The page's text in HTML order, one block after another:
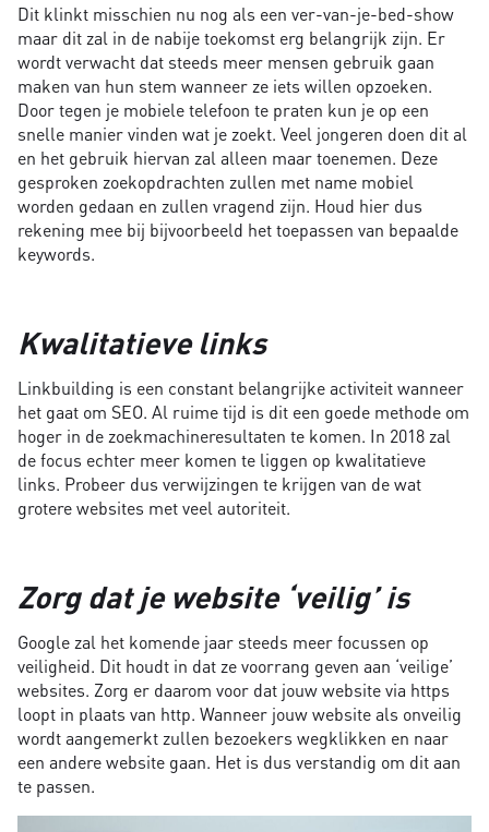
Dit klinkt misschien nu nog als een ver-van-je-bed-show
maar dit zal in de nabije toekomst erg belangrijk zijn. Er
wordt verwacht dat steeds meer mensen gebruik gaan
maken van hun stem wanneer ze iets willen opzoeken.
Door tegen je mobiele telefoon te praten kun je op een
snelle manier vinden wat je zoekt. Veel jongeren doen dit al
en het gebruik hiervan zal alleen maar toenemen. Deze
gesproken zoekopdrachten zullen met name mobiel
worden gedaan en zullen vragend zijn. Houd hier dus
rekening mee bij bijvoorbeeld het toepassen van bepaalde
keywords.
Kwalitatieve links
Linkbuilding is een constant belangrijke activiteit wanneer
het gaat om SEO. Al ruime tijd is dit een goede methode om
hoger in de zoekmachineresultaten te komen. In 2018 zal
de focus echter meer komen te liggen op kwalitatieve
links. Probeer dus verwijzingen te krijgen van de wat
grotere websites met veel autoriteit.
Zorg dat je website ‘veilig’ is
Google zal het komende jaar steeds meer focussen op
veiligheid. Dit houdt in dat ze voorrang geven aan ‘veilige’
websites. Zorg er daarom voor dat jouw website via https
loopt in plaats van http. Wanneer jouw website als onveilig
wordt aangemerkt zullen bezoekers wegklikken en naar
een andere website gaan. Het is dus verstandig om dit aan
te passen.